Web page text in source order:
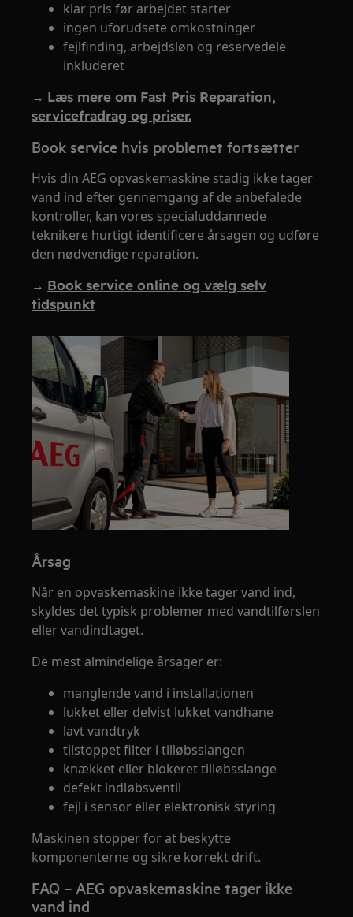
klar pris før arbejdet starter
ingen uforudsete omkostninger
fejlfinding, arbejdsløn og reservedele
inkluderet
→ Læs mere om Fast Pris Reparation,
servicefradrag og priser.
Book service hvis problemet fortsætter
Hvis din AEG opvaskemaskine stadig ikke tager
vand ind efter gennemgang af de anbefalede
kontroller, kan vores specialuddannede
teknikere hurtigt identificere årsagen og udføre
den nødvendige reparation.
→ Book service online og vælg selv
tidspunkt
Årsag
Når en opvaskemaskine ikke tager vand ind,
skyldes det typisk problemer med vandtilførslen
eller vandindtaget.
De mest almindelige årsager er:
manglende vand i installationen
lukket eller delvist lukket vandhane
lavt vandtryk
tilstoppet filter i tilløbsslangen
knækket eller blokeret tilløbsslange
defekt indløbsventil
fejl i sensor eller elektronisk styring
Maskinen stopper for at beskytte
komponenterne og sikre korrekt drift.
FAQ – AEG opvaskemaskine tager ikke
vand ind